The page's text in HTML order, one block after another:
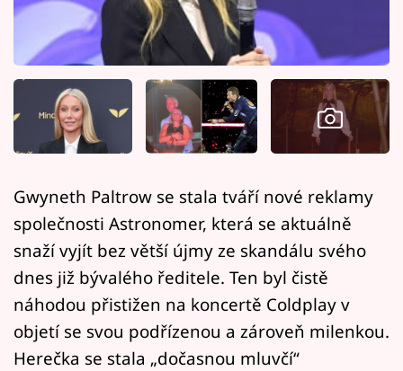
Filmový festival Karlovy Vary
Pořady
Mámy sobě
Sledujte nás
Gwyneth Paltrow se stala tváří nové reklamy
společnosti Astronomer, která se aktuálně
snaží vyjít bez větší újmy ze skandálu svého
dnes již bývalého ředitele. Ten byl čistě
náhodou přistižen na koncertě Coldplay v
objetí se svou podřízenou a zároveň milenkou.
Herečka se stala „dočasnou mluvčí“